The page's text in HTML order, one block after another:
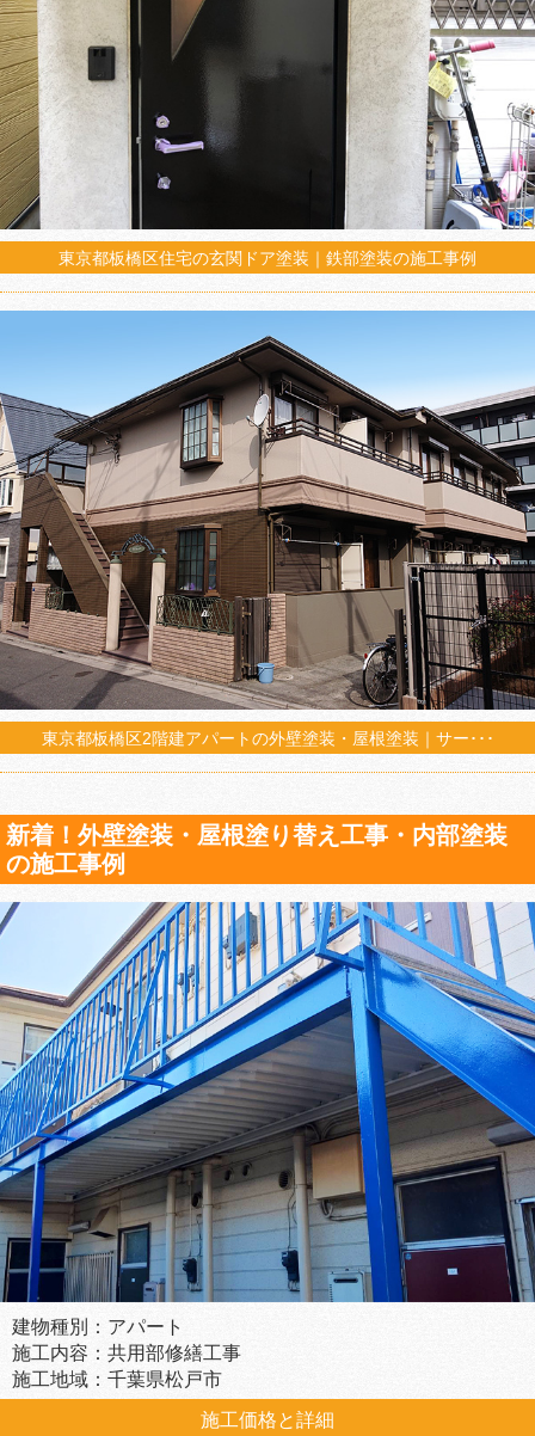
東京都板橋区住宅の玄関ドア塗装｜鉄部塗装の施工事例
東京都板橋区2階建アパートの外壁塗装・屋根塗装｜サー･･･
新着！外壁塗装・屋根塗り替え工事・内部塗装
の施工事例
建物種別：アパート
施工内容：共用部修繕工事
施工地域：千葉県松戸市
施工価格と詳細